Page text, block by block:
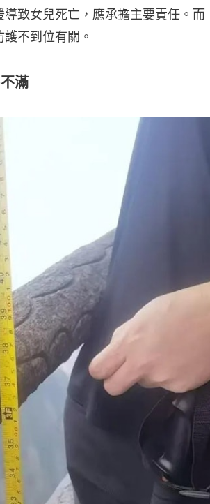
致女兒死亡，應承擔主要責任。而
不到位有關。
滿